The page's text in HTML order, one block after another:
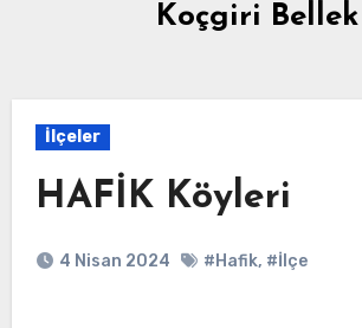
Koçgiri Bellek
İlçeler
HAFİK Köyleri
4 Nisan 2024 #Hafik, #İlçe